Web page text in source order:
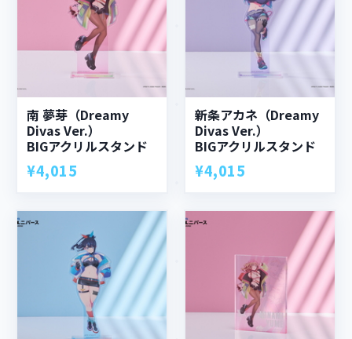
南 夢芽（Dreamy
Divas Ver.）
BIGアクリルスタンド
¥4,015
新条アカネ（Dreamy
Divas Ver.）
BIGアクリルスタンド
¥4,015